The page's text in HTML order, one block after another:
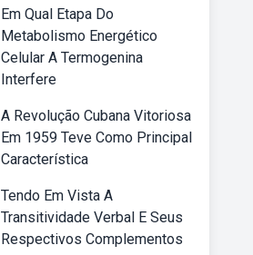
Em Qual Etapa Do
Metabolismo Energético
Celular A Termogenina
Interfere
A Revolução Cubana Vitoriosa
Em 1959 Teve Como Principal
Característica
Tendo Em Vista A
Transitividade Verbal E Seus
Respectivos Complementos